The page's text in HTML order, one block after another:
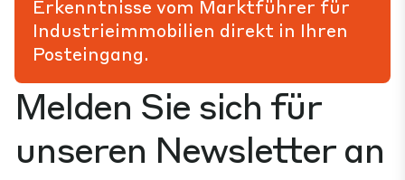
Melden Sie sich für
unseren Newsletter an
Erkenntnisse vom Marktführer für
Industrieimmobilien direkt in Ihren
Posteingang.